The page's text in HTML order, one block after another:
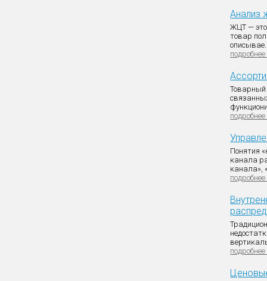
Анализ
ЖЦТ — это
товар
подробнее
Товарный
подробнее
Понятия
канала
канала»,
подробнее
подробнее